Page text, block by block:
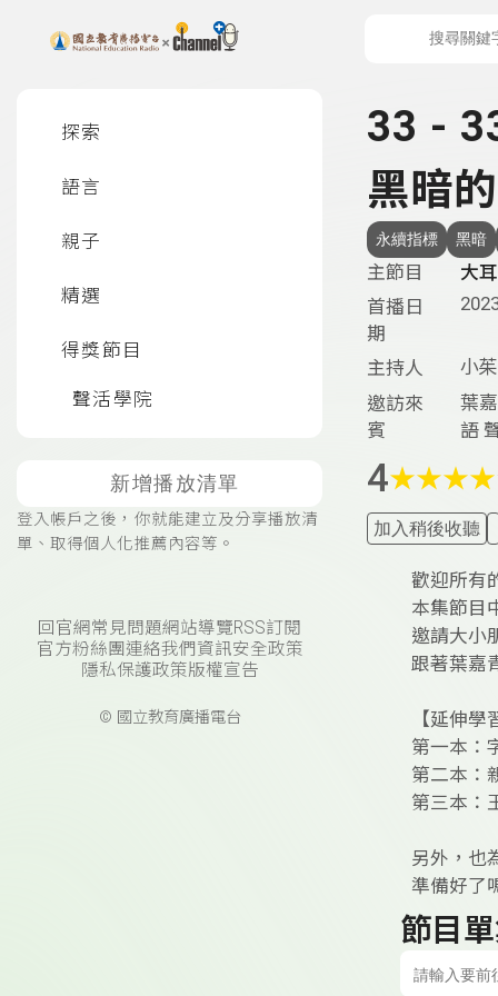
上方功能區塊
探索
語言
親子
精選
得獎節目
聲活學院
新增播放清單
登入帳戶之後，你就能建立及分享播放清
單、取得個人化推薦內容等。
回官網常見問題網站導覽RSS訂閱
官方粉絲團連絡我們 資訊安全政策
隱私保護政策版權宣告
© 國立教育廣播電台
33 -
黑暗
永續指標 黑暗
主節目
大
首播日
期
主持人
小
邀訪來
賓
葉
語
4★★★★
加入稍後收聽
歡迎所有
本集節目
邀請大小
跟著葉嘉
【延伸
第一本：
第二本：
第三本：
另外，也
準備好了
節目